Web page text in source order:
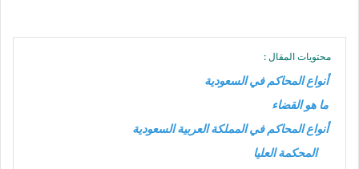
محتويات المقال :
أنواع المحاكم في السعودية
ما هو القضاء
أنواع المحاكم في المملكة العربية السعودية
المحكمة العليا